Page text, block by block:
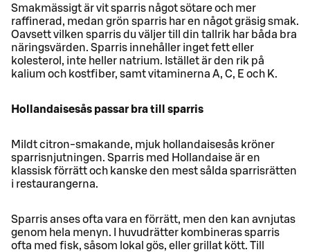
Smakmässigt är vit sparris något sötare och mer
raffinerad, medan grön sparris har en något gräsig smak.
Oavsett vilken sparris du väljer till din tallrik har båda bra
näringsvärden. Sparris innehåller inget fett eller
kolesterol, inte heller natrium. Istället är den rik på
kalium och kostfiber, samt vitaminerna A, C, E och K.
Hollandaisesås passar bra till sparris
Mildt citron-smakande, mjuk hollandaisesås kröner
sparrisnjutningen. Sparris med Hollandaise är en
klassisk förrätt och kanske den mest sålda sparrisrätten
i restaurangerna.
Sparris anses ofta vara en förrätt, men den kan avnjutas
genom hela menyn. I huvudrätter kombineras sparris
ofta med fisk, såsom lokal gös, eller grillat kött. Till